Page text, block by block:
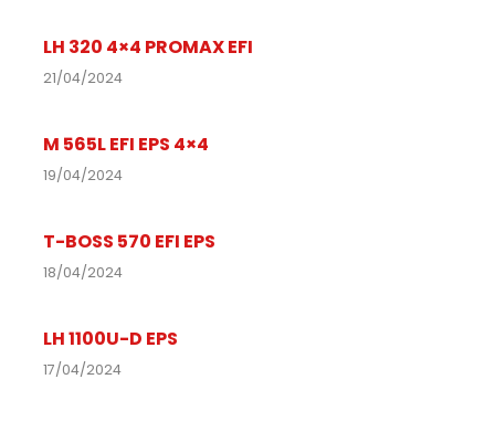
LH 320 4×4 PROMAX EFI
21/04/2024
M 565L EFI EPS 4×4
19/04/2024
T-BOSS 570 EFI EPS
18/04/2024
LH 1100U-D EPS
17/04/2024